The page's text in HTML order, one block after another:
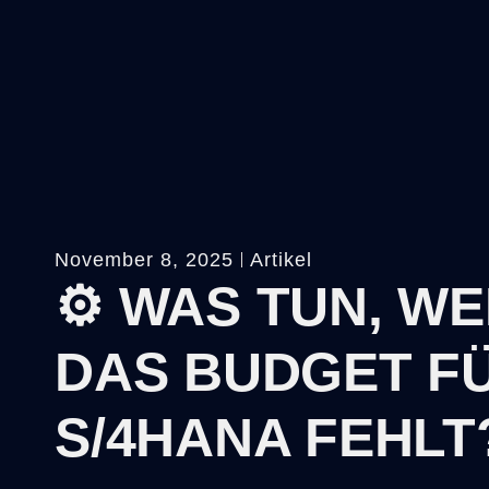
November 8, 2025 Artikel
⚙️ WAS TUN,
DAS BUDGET
S/4HANA